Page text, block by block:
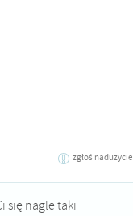
zgłoś nadużycie
się nagle taki